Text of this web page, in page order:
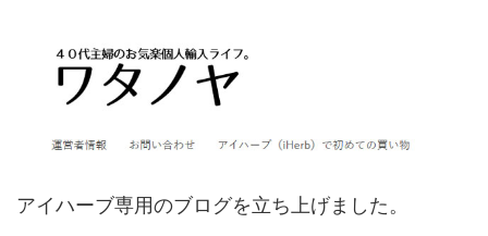
アイハーブ専用のブログを立ち上げました。